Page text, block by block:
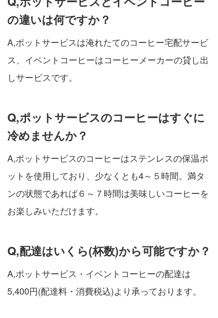
の違いは何ですか？
A,ポットサービスは淹れたてのコーヒー宅配サービ
ス、イベントコーヒーはコーヒーメーカーの貸し出
しサービスです。
Q,ポットサービスのコーヒーはすぐに
冷めませんか？
A,ポットサービスのコーヒーはステンレスの保温ポ
ットを使用しており、少なくとも4～５時間。満タ
ンの状態であれば６～７時間は美味しいコーヒーを
お楽しみいただけます。
Q,配達はいくら(杯数)から可能ですか？
A,ポットサービス・イベントコーヒーの配達は
5,400円(配達料・消費税込)より承っております。